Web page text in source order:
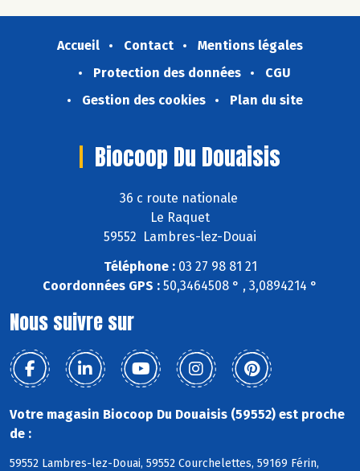
Accueil Contact
Mentions légales
Protection des données
CGU
Gestion des cookies
Plan du site
Biocoop Du Douaisis
36 c route nationale
Le Raquet
59552 Lambres-lez-Douai
Téléphone :03 27 98 81 21
Coordonnées GPS : 50,3464508 ° , 3,0894214 °
Nous suivre sur
Votre magasin Biocoop Du Douaisis (59552) est proche
de :
59552 Lambres-lez-Douai, 59552 Courchelettes, 59169 Férin,